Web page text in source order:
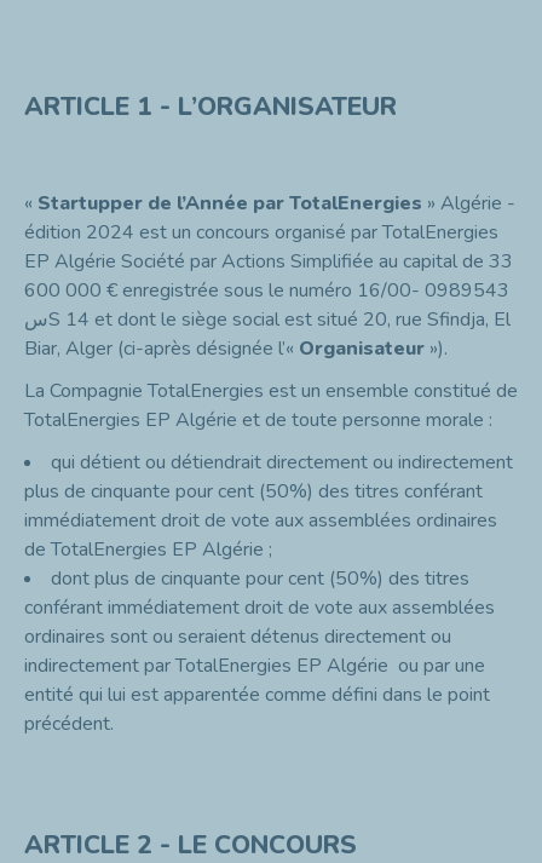
ARTICLE 1 - L’ORGANISATEUR
« Startupper de l’Année par TotalEnergies » Algérie -
édition 2024 est un concours organisé par TotalEnergies
EP Algérie Société par Actions Simplifiée au capital de 33
600 000 € enregistrée sous le numéro 16/00- 0989543
سS 14 et dont le siège social est situé 20, rue Sfindja, El
Biar, Alger (ci-après désignée l’« Organisateur »).
La Compagnie TotalEnergies est un ensemble constitué de
TotalEnergies EP Algérie et de toute personne morale :
qui détient ou détiendrait directement ou indirectement
plus de cinquante pour cent (50%) des titres conférant
immédiatement droit de vote aux assemblées ordinaires
de TotalEnergies EP Algérie ;
dont plus de cinquante pour cent (50%) des titres
conférant immédiatement droit de vote aux assemblées
ordinaires sont ou seraient détenus directement ou
indirectement par TotalEnergies EP Algérie ou par une
entité qui lui est apparentée comme défini dans le point
précédent.
ARTICLE 2 - LE CONCOURS